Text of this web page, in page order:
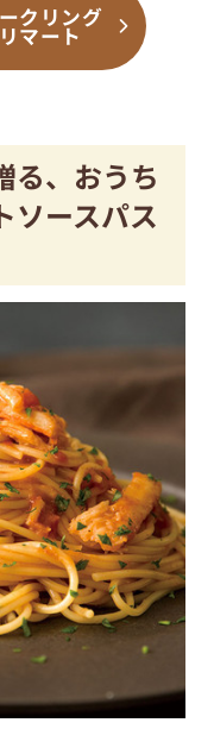
クリング
マート
る、おうち
ソースパス